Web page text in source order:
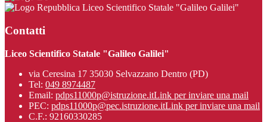
Liceo Scientifico Statale "Galileo Galilei"
Contatti
Liceo Scientifico Statale "Galileo Galilei"
via Ceresina 17 35030 Selvazzano Dentro (PD)
Tel: 049 8974487
Email: pdps11000p@istruzione.itLink per inviare una mail
PEC: pdps11000p@pec.istruzione.itLink per inviare una mail
C.F.: 92160330285